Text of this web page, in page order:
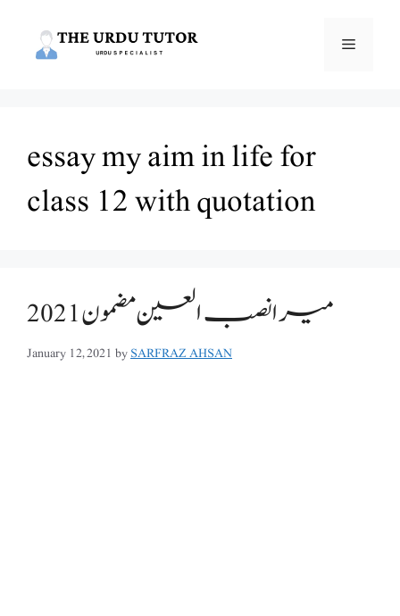
Menu
essay my aim in life for
class 12 with quotation
میرا نصب العین مضمون 2021
January 12, 2021 bySARFRAZ AHSAN